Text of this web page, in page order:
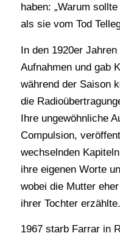
haben: „Warum
als sie vom Tod
In den 1920er
Aufnahmen und gab
während der Saison
die
Ihre ungewöhnliche
Compulsion,
wechselnden
ihre eigenen Worte
wobei die Mutter
ihrer Tochter erzählte.
1967 starb Farrar in